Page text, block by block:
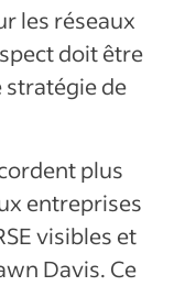
les réseaux
doit être
stratégie de
plus
entreprises
visibles et
Davis. Ce